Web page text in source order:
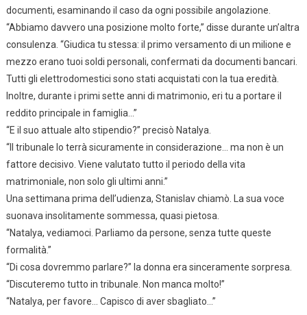
documenti, esaminando il caso da ogni possibile angolazione.
“Abbiamo davvero una posizione molto forte,” disse durante un’altra
consulenza. “Giudica tu stessa: il primo versamento di un milione e
mezzo erano tuoi soldi personali, confermati da documenti bancari.
Tutti gli elettrodomestici sono stati acquistati con la tua eredità.
Inoltre, durante i primi sette anni di matrimonio, eri tu a portare il
reddito principale in famiglia…”
“E il suo attuale alto stipendio?” precisò Natalya.
“Il tribunale lo terrà sicuramente in considerazione… ma non è un
fattore decisivo. Viene valutato tutto il periodo della vita
matrimoniale, non solo gli ultimi anni.”
Una settimana prima dell’udienza, Stanislav chiamò. La sua voce
suonava insolitamente sommessa, quasi pietosa.
“Natalya, vediamoci. Parliamo da persone, senza tutte queste
formalità.”
“Di cosa dovremmo parlare?” la donna era sinceramente sorpresa.
“Discuteremo tutto in tribunale. Non manca molto!”
“Natalya, per favore… Capisco di aver sbagliato…”